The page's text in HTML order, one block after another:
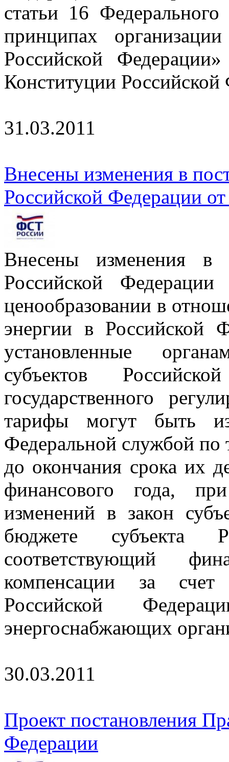
статьи 16
принципах
Российской
Конституции
31.03.2011
Внесены изменения в
Российской Федерации
Внесены изменения в
Российской
ценообразовании в
энергии в Российской
установленные
субъектов
государственного
тарифы могут быть
Федеральной службой
до окончания срока их
финансового года,
изменений в закон
бюджете субъекта
соответствующий
компенсации за счет
Российской
энергоснабжающих
30.03.2011
Проект постановления
Федерации